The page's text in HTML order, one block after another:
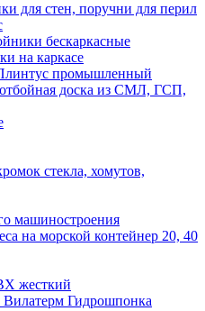
для стен, поручни для перил
бескаркасные
на каркасе
промышленный
отбойная доска из СМЛ, ГСП,
стекла, хомутов,
машиностроения
на морской контейнер 20, 40
жесткий
Гидрошпонка